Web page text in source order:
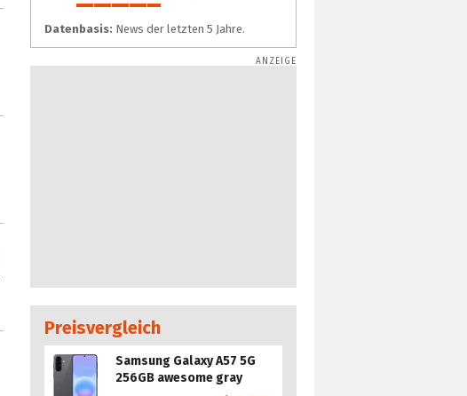
41%
Datenbasis: News der letzten 5 Jahre.
Preisvergleich
Samsung Galaxy A57 5G
256GB awesome gray